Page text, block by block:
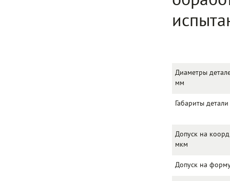
Диаметры
мм
Габариты
Допуск на
мкм
Допуск на